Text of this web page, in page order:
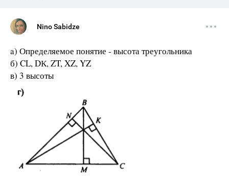
Nino Sabidze
a) Определяемое понятие - высота треугольника
б) CL, DК, ZT, XZ, YZ
в) 3 высоты